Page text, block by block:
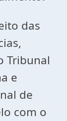
das
Tribunal
e
de
com o